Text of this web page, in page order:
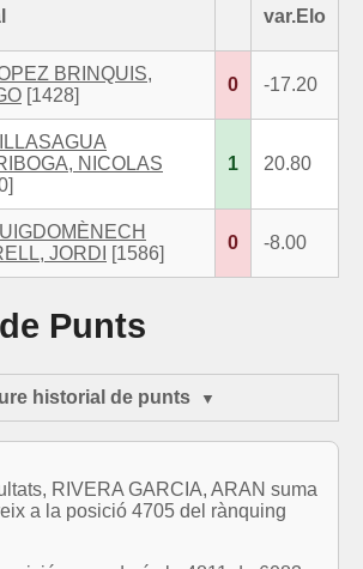
var.Elo
BRINQUIS,
[1428]
0 -17.20
NICOLAS
1 20.80
JORDI
[1586]
0 -8.00
Punts
historial de punts
RIVERA GARCIA, ARAN suma
a la posició 4705 del rànquing